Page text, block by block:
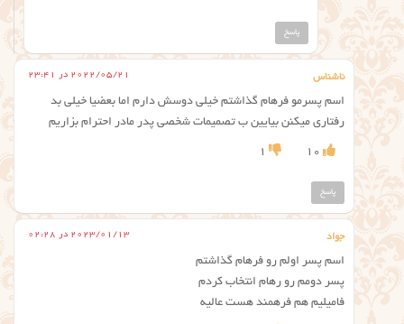
پاسخ
ناشناس 2022/05/21 در 23:41
اسم پسرمو فرهام گذاشتم خیلی دوسش دارم اما بعضیا خیلی بد
رفتاری میکنن بیایین ب تصمیمات شخصی پدر مادر احترام بزاریم
10
1
پاسخ
جواد 2023/01/13 در 02:28
اسم پسر اولم رو فرهام گذاشتم
پسر دومم رو رهام انتخاب کردم
فامیلیم هم فرهمند هست عالیه